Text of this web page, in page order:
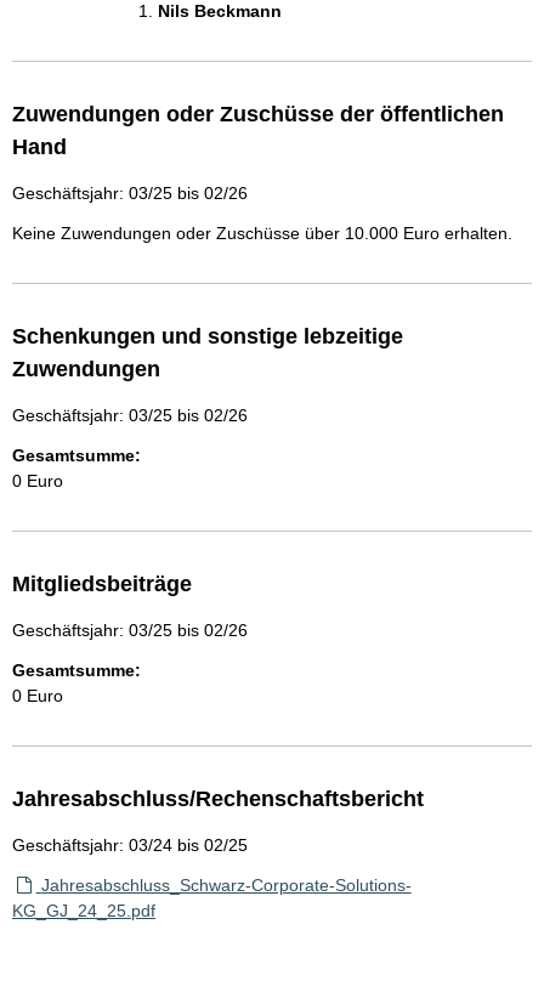
Nils Beckmann
Zuwendungen oder Zuschüsse der öffentlichen
Hand
Geschäftsjahr: 03/25 bis 02/26
Keine Zuwendungen oder Zuschüsse über 10.000 Euro erhalten.
Schenkungen und sonstige lebzeitige
Zuwendungen
Geschäftsjahr: 03/25 bis 02/26
Gesamtsumme:
0 Euro
Mitgliedsbeiträge
Geschäftsjahr: 03/25 bis 02/26
Gesamtsumme:
0 Euro
Jahresabschluss/Rechenschaftsbericht
Geschäftsjahr: 03/24 bis 02/25
Jahresabschluss_Schwarz-Corporate-Solutions-
KG_GJ_24_25.pdf